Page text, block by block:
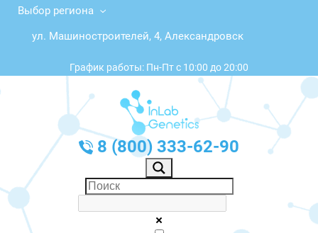
Выбор региона
ул. Машиностроителей, 4, Александровск
График работы: Пн-Пт с 10:00 до 20:00
8 (800) 333-62-90